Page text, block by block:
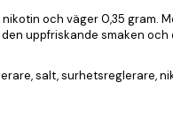
och väger 0,35 gram.
uppfriskande smaken
salt, surhetsreglerare,